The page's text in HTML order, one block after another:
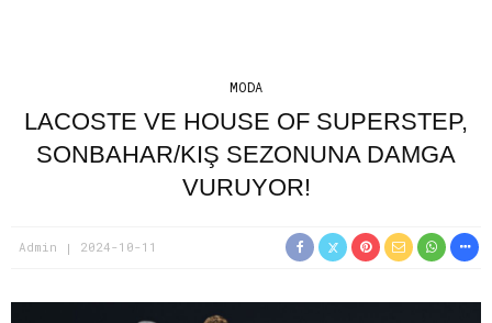
MODA
LACOSTE VE HOUSE OF SUPERSTEP,
SONBAHAR/KIŞ SEZONUNA DAMGA
VURUYOR!
Admin 2024-10-11